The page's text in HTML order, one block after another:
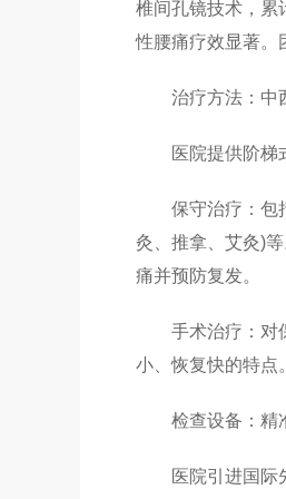
椎间孔镜技术，累
性腰痛疗效显著。
治疗方法：中
医院提供阶梯式
保守治疗：包括
灸、推拿、艾灸)
痛并预防复发。
手术治疗：对保
小、恢复快的特点
检查设备：精
医院引进国际先